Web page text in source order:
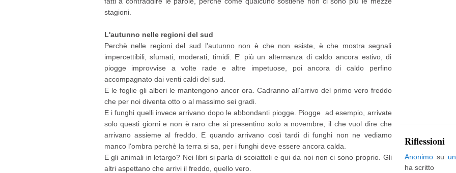
stagioni.
L'autunno nelle regioni del sud
Perchè nelle regioni del sud l'autunno non è che non esiste, è che mostra segnali
impercettibili, sfumati, moderati, timidi. E' più un alternanza di caldo ancora estivo, di
piogge improvvise a volte rade e altre impetuose, poi ancora di caldo perfino
accompagnato dai venti caldi del sud.
E le foglie gli alberi le mantengono ancor ora. Cadranno all'arrivo del primo vero freddo
che per noi diventa otto o al massimo sei gradi.
E i funghi quelli invece arrivano dopo le abbondanti piogge. Piogge ad esempio, arrivate
solo questi giorni e non è raro che si presentino solo a novembre, il che vuol dire che
arrivano assieme al freddo. E quando arrivano così tardi di funghi non ne vediamo
manco l'ombra perchè la terra si sa, per i funghi deve essere ancora calda.
E gli animali in letargo? Nei libri si parla di scoiattoli e qui da noi non ci sono proprio. Gli
altri aspettano che arrivi il freddo, quello vero.
P
o
p
i
Riflessioni
Anonimosu
ha scritto